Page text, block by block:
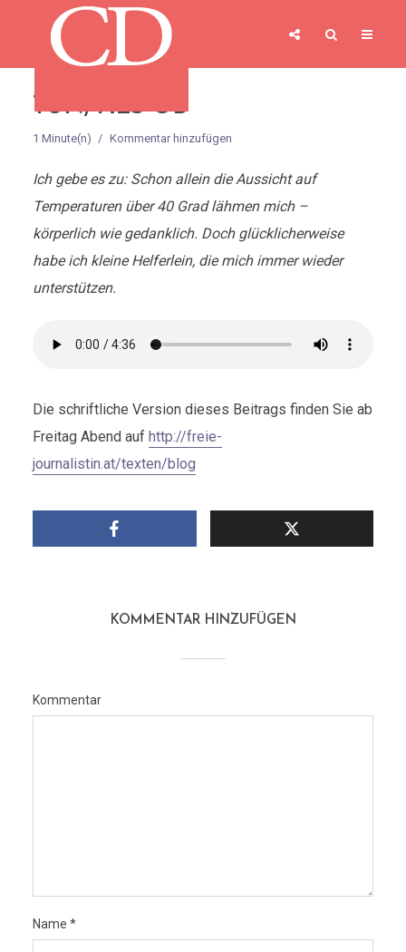
TUN, ALS OB
1 Minute(n) Kommentar hinzufügen
Ich gebe es zu: Schon allein die Aussicht auf
Temperaturen über 40 Grad lähmen mich –
körperlich wie gedanklich. Doch glücklicherweise
habe ich kleine Helferlein, die mich immer wieder
unterstützen.
Die schriftliche Version dieses Beitrags finden Sie ab
Freitag Abend auf http://freie-
journalistin.at/texten/blog
KOMMENTAR HINZUFÜGEN
Kommentar
Name *